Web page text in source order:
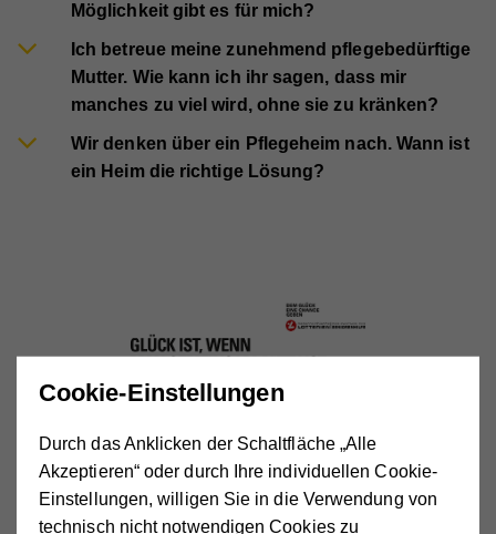
Möglichkeit gibt es für mich?
Ich betreue meine zunehmend pflegebedürftige
Mutter. Wie kann ich ihr sagen, dass mir
manches zu viel wird, ohne sie zu kränken?
Wir denken über ein Pflegeheim nach. Wann ist
ein Heim die richtige Lösung?
Webtipps
Cookie-Einstellungen
Durch das Anklicken der Schaltfläche „Alle
Akzeptieren“ oder durch Ihre individuellen Cookie-
Einstellungen, willigen Sie in die Verwendung von
technisch nicht notwendigen Cookies zu